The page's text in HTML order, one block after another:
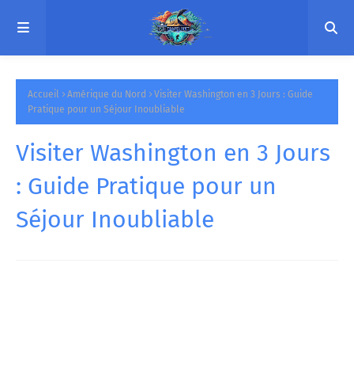
Accueil Amérique du Nord
Visiter Washington en 3 Jours : Guide
Pratique pour un Séjour Inoubliable
Visiter Washington en 3 Jours
: Guide Pratique pour un
Séjour Inoubliable